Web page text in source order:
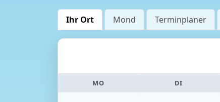
Ihr Ort Mond Terminplaner
MO DI